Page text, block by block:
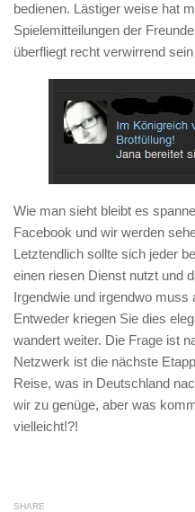
bedienen. Lästiger weise hat
Spielemitteilungen der
überfliegt recht verwirrend
Wie man sieht bleibt es
Facebook und wir werden
Letztendlich sollte sich jeder
einen riesen Dienst nutzt und
Irgendwie und irgendwo
Entweder kriegen Sie dies
wandert weiter. Die Frage ist
Netzwerk ist die nächste
Reise, was in Deutschland
wir zu genüge, aber was
vielleicht!?!
SHARE